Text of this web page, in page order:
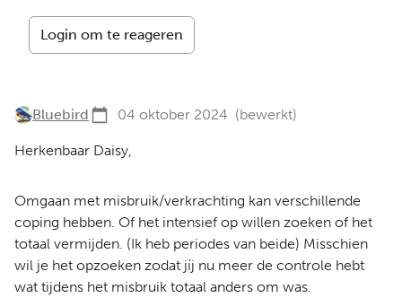
Login om te reageren
Bluebird 04 oktober 2024 (bewerkt)
Herkenbaar Daisy,
Omgaan met misbruik/verkrachting kan verschillende
coping hebben. Of het intensief op willen zoeken of het
totaal vermijden. (Ik heb periodes van beide) Misschien
wil je het opzoeken zodat jíj nu meer de controle hebt
wat tijdens het misbruik totaal anders om was.